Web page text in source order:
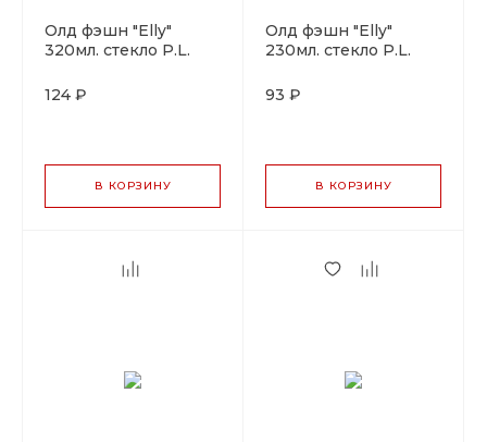
Олд фэшн "Elly"
320мл. стекло P.L.
124 ₽
В КОРЗИНУ
Олд фэшн "Elly"
230мл. стекло P.L.
93 ₽
В КОРЗИНУ